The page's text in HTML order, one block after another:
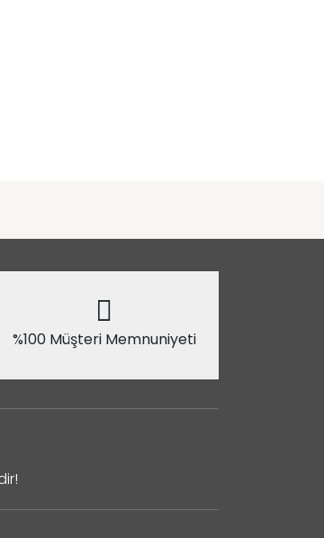
%100 Müşteri Memnuniyeti